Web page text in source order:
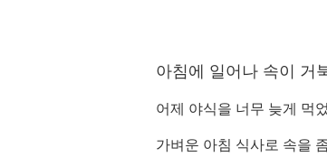
아침에 일어나 속이 거
어제 야식을 너무 늦게 먹
가벼운 아침 식사로 속을